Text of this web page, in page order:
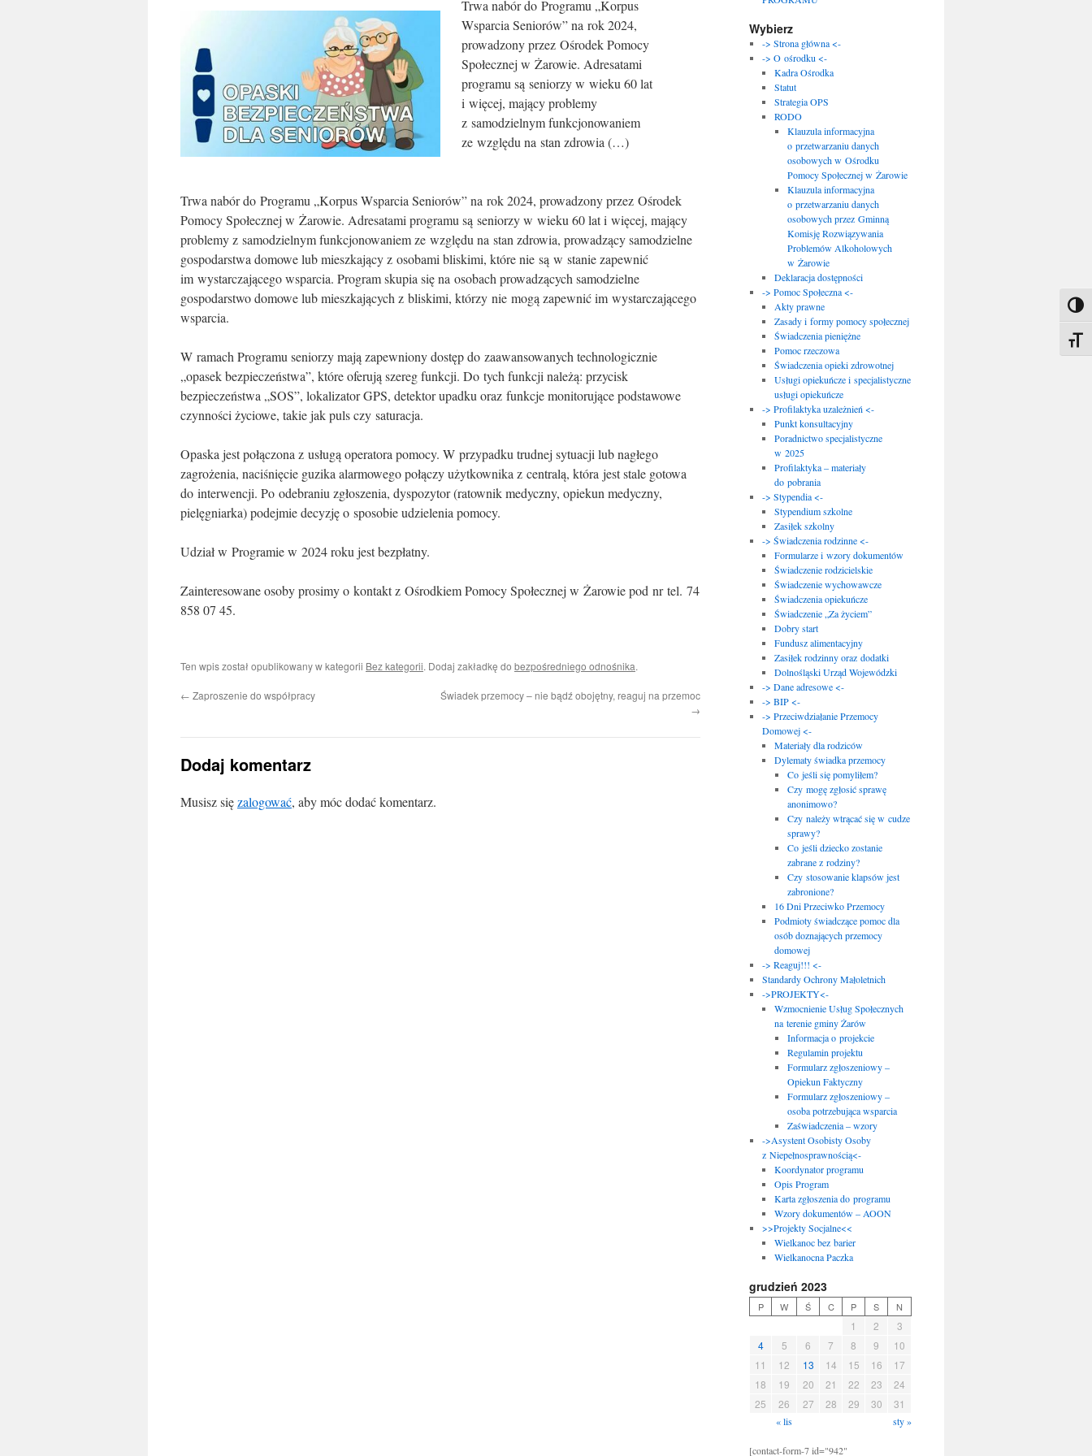
Trwa nabór do Programu „Korpus
Wsparcia Seniorów” na rok 2024,
prowadzony przez Ośrodek Pomocy
Społecznej w Żarowie. Adresatami
programu są seniorzy w wieku 60 lat
i więcej, mający problemy
z samodzielnym funkcjonowaniem
ze względu na stan zdrowia (…)
Trwa nabór do Programu „Korpus Wsparcia Seniorów” na rok 2024, prowadzony przez Ośrodek
Pomocy Społecznej w Żarowie. Adresatami programu są seniorzy w wieku 60 lat i więcej, mający
problemy z samodzielnym funkcjonowaniem ze względu na stan zdrowia, prowadzący samodzielne
gospodarstwa domowe lub mieszkający z osobami bliskimi, które nie są w stanie zapewnić
im wystarczającego wsparcia. Program skupia się na osobach prowadzących samodzielne
gospodarstwo domowe lub mieszkających z bliskimi, którzy nie mogą zapewnić im wystarczającego
wsparcia.
W ramach Programu seniorzy mają zapewniony dostęp do zaawansowanych technologicznie
„opasek bezpieczeństwa”, które oferują szereg funkcji. Do tych funkcji należą: przycisk
bezpieczeństwa „SOS”, lokalizator GPS, detektor upadku oraz funkcje monitorujące podstawowe
czynności życiowe, takie jak puls czy saturacja.
Opaska jest połączona z usługą operatora pomocy. W przypadku trudnej sytuacji lub nagłego
zagrożenia, naciśnięcie guzika alarmowego połączy użytkownika z centralą, która jest stale gotowa
do interwencji. Po odebraniu zgłoszenia, dyspozytor (ratownik medyczny, opiekun medyczny,
pielęgniarka) podejmie decyzję o sposobie udzielenia pomocy.
Udział w Programie w 2024 roku jest bezpłatny.
Zainteresowane osoby prosimy o kontakt z Ośrodkiem Pomocy Społecznej w Żarowie pod nr tel. 74
858 07 45.
Ten wpis został opublikowany w kategorii Bez kategorii. Dodaj zakładkę do bezpośredniego odnośnika.
← Zaproszenie do współpracy
Świadek przemocy – nie bądź obojętny, reaguj na przemoc
→
Dodaj komentarz
Musisz sięzalogować, aby móc dodać komentarz.
Wybierz
-> Strona główna <-
-> O ośrodku <-
Kadra Ośrodka
Statut
Strategia OPS
RODO
Klauzula informacyjna
o przetwarzaniu danych
osobowych w Ośrodku
Pomocy Społecznej w Żarowie
Klauzula informacyjna
o przetwarzaniu danych
osobowych przez Gminną
Komisję Rozwiązywania
Problemów Alkoholowych
w Żarowie
Deklaracja dostępności
-> Pomoc Społeczna <-
Akty prawne
Zasady i formy pomocy społecznej
Świadczenia pieniężne
Pomoc rzeczowa
Świadczenia opieki zdrowotnej
Usługi opiekuńcze i specjalistyczne
usługi opiekuńcze
-> Profilaktyka uzależnień <-
Punkt konsultacyjny
Poradnictwo specjalistyczne
w 2025
Profilaktyka – materiały
do pobrania
-> Stypendia <-
Stypendium szkolne
Zasiłek szkolny
-> Świadczenia rodzinne <-
Formularze i wzory dokumentów
Świadczenie rodzicielskie
Świadczenie wychowawcze
Świadczenia opiekuńcze
Świadczenie „Za życiem”
Dobry start
Fundusz alimentacyjny
Zasiłek rodzinny oraz dodatki
Dolnośląski Urząd Wojewódzki
-> Dane adresowe <-
-> BIP <-
-> Przeciwdziałanie Przemocy
Domowej <-
Materiały dla rodziców
Dylematy świadka przemocy
Co jeśli się pomyliłem?
Czy mogę zgłosić sprawę
anonimowo?
Czy należy wtrącać się w cudze
sprawy?
Co jeśli dziecko zostanie
zabrane z rodziny?
Czy stosowanie klapsów jest
zabronione?
16 Dni Przeciwko Przemocy
Podmioty świadczące pomoc dla
osób doznających przemocy
domowej
-> Reaguj!!! <-
Standardy Ochrony Małoletnich
->PROJEKTY<-
Wzmocnienie Usług Społecznych
na terenie gminy Żarów
Informacja o projekcie
Regulamin projektu
Formularz zgłoszeniowy –
Opiekun Faktyczny
Formularz zgłoszeniowy –
osoba potrzebująca wsparcia
Zaświadczenia – wzory
->Asystent Osobisty Osoby
z Niepełnosprawnością<-
Koordynator programu
Opis Program
Karta zgłoszenia do programu
Wzory dokumentów – AOON
>>Projekty Socjalne<<
Wielkanoc bez barier
Wielkanocna Paczka
grudzień 2023
P W Ś C P S N
1 2
3
4
5 6 7 8 9
10
11
12 13 14 15 16
17
18
19 20 21 22 23
24
25
26 27 28 29 30 31
« lis sty »
[contact-form-7 id="942"